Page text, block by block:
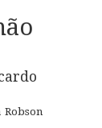
Robson